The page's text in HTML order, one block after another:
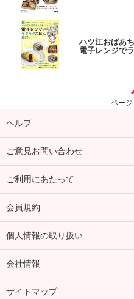
ハツ江おばあ
電子レンジで
ペー
ヘルプ
ご意見お問い合わせ
ご利用にあたって
会員規約
個人情報の取り扱い
会社情報
サイトマップ